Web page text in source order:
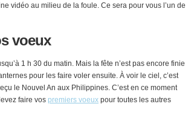
vidéo au milieu de la foule. Ce sera pour vous l’un de
voeux
1 h 30 du matin. Mais la fête n’est pas encore finie
pour les faire voler ensuite. À voir le ciel, c’est
le Nouvel An aux Philippines. C’est en ce moment
faire vos premiers voeux pour toutes les autres